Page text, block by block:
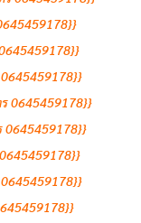
ร 0645459178}}
0645459178}}